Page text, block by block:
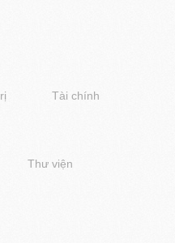
Tài chính
Thư viện